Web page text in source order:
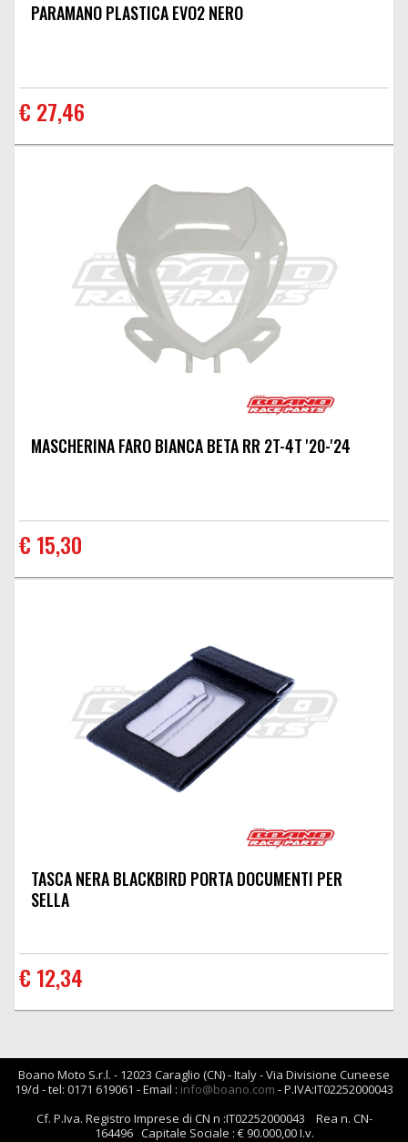
PARAMANO PLASTICA EVO2 NERO
€ 27,46
MASCHERINA FARO BIANCA BETA RR 2T-4T '20-'24
€ 15,30
TASCA NERA BLACKBIRD PORTA DOCUMENTI PER
SELLA
€ 12,34
Boano Moto S.r.l. - 12023 Caraglio (CN) - Italy - Via Divisione Cuneese
19/d - tel: 0171 619061 - Email : info@boano.com - P.IVA:IT02252000043
Cf. P.Iva. Registro Imprese di CN n :IT02252000043 Rea n. CN-
164496 Capitale Sociale : € 90.000,00 I.v.